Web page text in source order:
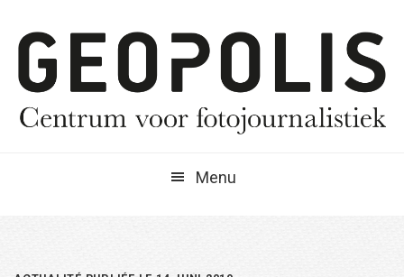
naar
hoofdnavigatie
naar
hoofd
inhoud
naar
eerste
sidebar
Menu